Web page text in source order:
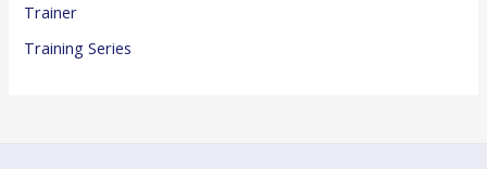
Trainer
Training Series